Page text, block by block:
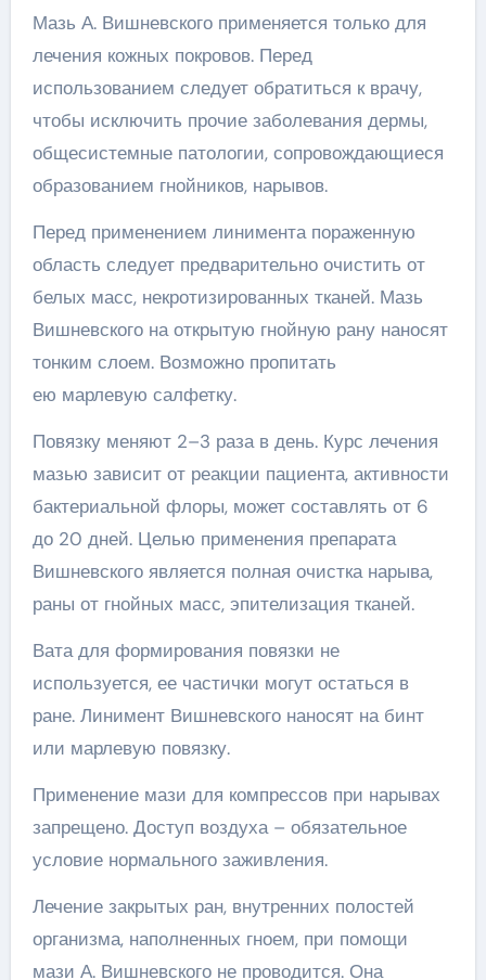
Мазь А. Вишневского применяется только для
лечения кожных покровов. Перед
использованием следует обратиться к врачу,
чтобы исключить прочие заболевания дермы,
общесистемные патологии, сопровождающиеся
образованием гнойников, нарывов.
Перед применением линимента пораженную
область следует предварительно очистить от
белых масс, некротизированных тканей. Мазь
Вишневского на открытую гнойную рану наносят
тонким слоем. Возможно пропитать
ею марлевую салфетку.
Повязку меняют 2–3 раза в день. Курс лечения
мазью зависит от реакции пациента, активности
бактериальной флоры, может составлять от 6
до 20 дней. Целью применения препарата
Вишневского является полная очистка нарыва,
раны от гнойных масс, эпителизация тканей.
Вата для формирования повязки не
используется, ее частички могут остаться в
ране. Линимент Вишневского наносят на бинт
или марлевую повязку.
Применение мази для компрессов при нарывах
запрещено. Доступ воздуха – обязательное
условие нормального заживления.
Лечение закрытых ран, внутренних полостей
организма, наполненных гноем, при помощи
мази А. Вишневского не проводится. Она